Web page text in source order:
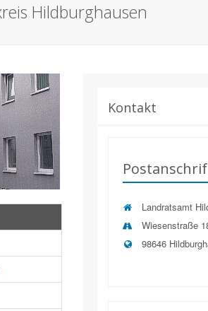
Hildburghausen
Kontakt
Landratsamt
Wiesenstraße
98646